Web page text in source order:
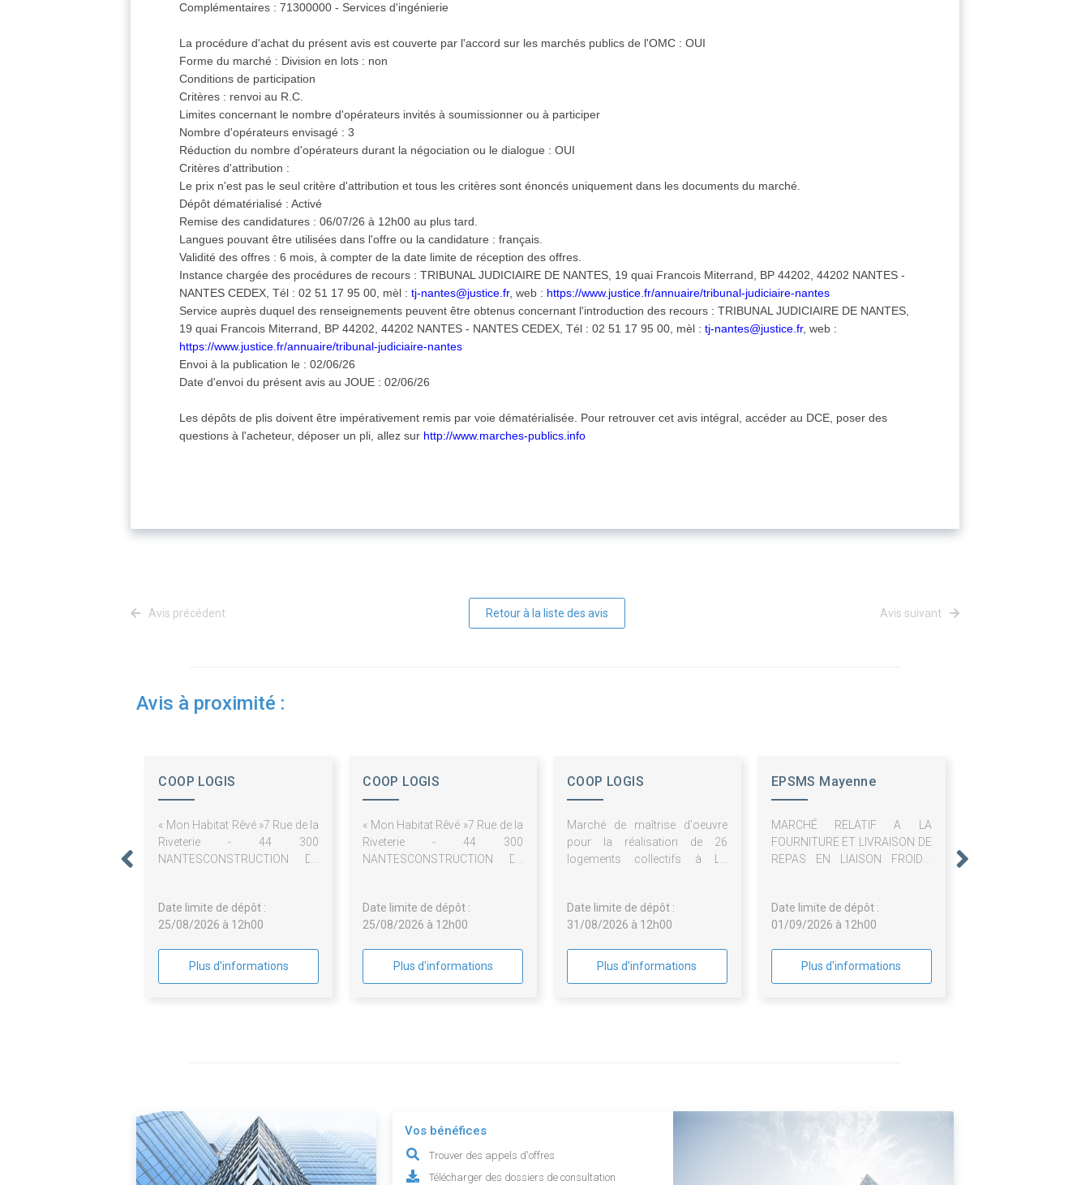
Complémentaires : 71300000 - Services d'ingénierie
La procédure d'achat du présent avis est couverte par l'accord sur les marchés publics de l'OMC : OUI
Forme du marché : Division en lots : non
Conditions de participation
Critères : renvoi au R.C.
Limites concernant le nombre d'opérateurs invités à soumissionner ou à participer
Nombre d'opérateurs envisagé : 3
Réduction du nombre d'opérateurs durant la négociation ou le dialogue : OUI
Critères d'attribution :
Le prix n'est pas le seul critère d'attribution et tous les critères sont énoncés uniquement dans les documents du marché.
Dépôt dématérialisé : Activé
Remise des candidatures : 06/07/26 à 12h00 au plus tard.
Langues pouvant être utilisées dans l'offre ou la candidature : français.
Validité des offres : 6 mois, à compter de la date limite de réception des offres.
Instance chargée des procédures de recours : TRIBUNAL JUDICIAIRE DE NANTES, 19 quai Francois Miterrand, BP 44202, 44202 NANTES -
NANTES CEDEX, Tél : 02 51 17 95 00, mèl :tj-nantes@justice.fr, web : https://www.justice.fr/annuaire/tribunal-judiciaire-nantes
Service auprès duquel des renseignements peuvent être obtenus concernant l'introduction des recours : TRIBUNAL JUDICIAIRE DE NANTES,
19 quai Francois Miterrand, BP 44202, 44202 NANTES - NANTES CEDEX, Tél : 02 51 17 95 00, mèl :tj-nantes@justice.fr, web :
https://www.justice.fr/annuaire/tribunal-judiciaire-nantes
Envoi à la publication le : 02/06/26
Date d'envoi du présent avis au JOUE : 02/06/26
Les dépôts de plis doivent être impérativement remis par voie dématérialisée. Pour retrouver cet avis intégral, accéder au DCE, poser des
questions à l'acheteur, déposer un pli, allez sur http://www.marches-publics.info
Avis précédent Retour à la liste des avis Avis suivant
Avis à proximité :
COOP LOGIS
« Mon Habitat Rêvé »7 Rue de la
Riveterie - 44 300
NANTESCONSTRUCTION DE
Date limite de dépôt :
25/08/2026 à 12h00
Plus d'informations
COOP LOGIS
« Mon Habitat Rêvé »7 Rue de la
Riveterie - 44 300
NANTESCONSTRUCTION DE
Date limite de dépôt :
25/08/2026 à 12h00
Plus d'informations
COOP LOGIS
Marché de maîtrise d'oeuvre
pour la réalisation de 26
logements collectifs à LA
Date limite de dépôt :
31/08/2026 à 12h00
Plus d'informations
EPSMS Mayenne
MARCHÉ RELATIF A LA
FOURNITURE ET LIVRAISON DE
REPAS EN LIAISON FROIDE,
POUR LES RESIDENTS DE LA
MAS ET DU FAM de l'EPSMS
Date limite de dépôt :
01/09/2026 à 12h00
Plus d'informations
Vos bénéfices
Trouver des appels d'offres
Télécharger des dossiers de consultation